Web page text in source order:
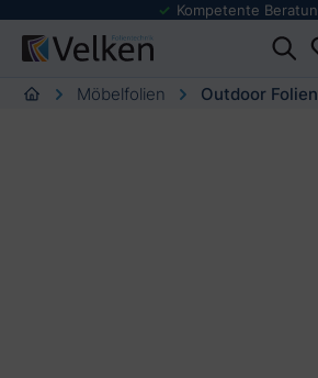
springen
Kompetente Beratung
Möbelfolien Outdoor Folien